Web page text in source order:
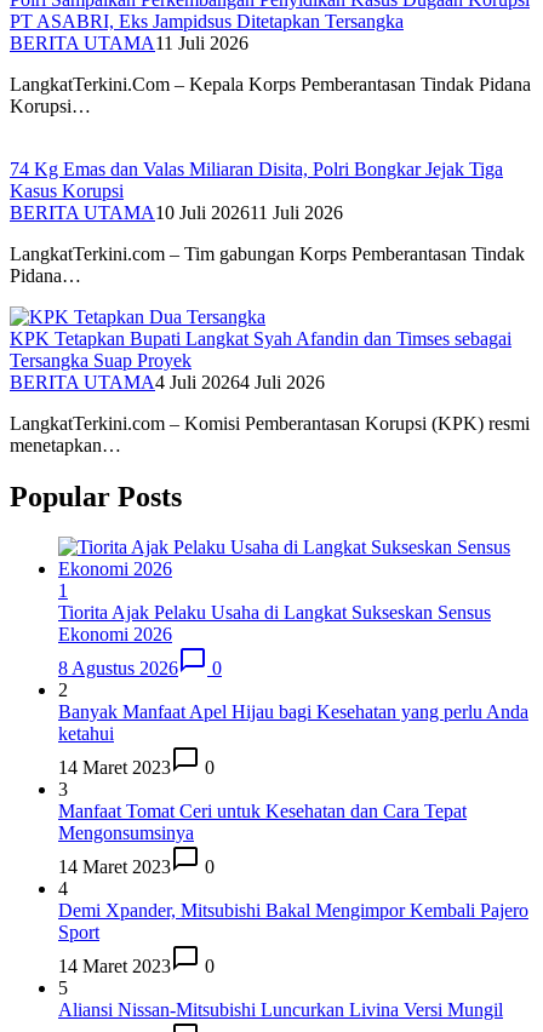
PT ASABRI, Eks Jampidsus Ditetapkan Tersangka
BERITA UTAMA11 Juli 2026
LangkatTerkini.Com – Kepala Korps Pemberantasan Tindak Pidana
Korupsi…
74 Kg Emas dan Valas Miliaran Disita, Polri Bongkar Jejak Tiga
Kasus Korupsi
BERITA UTAMA10 Juli 202611 Juli 2026
LangkatTerkini.com – Tim gabungan Korps Pemberantasan Tindak
Pidana…
KPK Tetapkan Bupati Langkat Syah Afandin dan Timses sebagai
Tersangka Suap Proyek
BERITA UTAMA4 Juli 20264 Juli 2026
LangkatTerkini.com – Komisi Pemberantasan Korupsi (KPK) resmi
menetapkan…
Popular Posts
1
Tiorita Ajak Pelaku Usaha di Langkat Sukseskan Sensus
Ekonomi 2026
8 Agustus 2026
0
2
Banyak Manfaat Apel Hijau bagi Kesehatan yang perlu Anda
ketahui
14 Maret 2023
0
3
Manfaat Tomat Ceri untuk Kesehatan dan Cara Tepat
Mengonsumsinya
14 Maret 2023
0
4
Demi Xpander, Mitsubishi Bakal Mengimpor Kembali Pajero
Sport
14 Maret 2023
0
5
Aliansi Nissan-Mitsubishi Luncurkan Livina Versi Mungil